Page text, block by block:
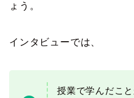
ょう。
インタビューでは、
授業で学んだこ